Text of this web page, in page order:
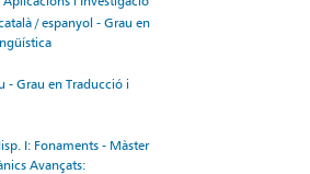
/ espanyol - Grau en
- Grau en Traducció i
I: Fonaments - Màster
Avançats: